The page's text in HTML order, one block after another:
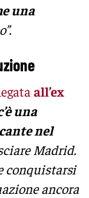
una
all’ex
una
nel
Madrid.
conquistarsi
ancora